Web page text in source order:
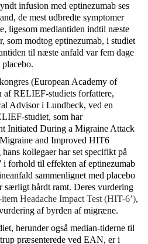
infusion med eptinezumab ses
de mest udbredte symptomer
ligesom mediantiden indtil næste
som modtog eptinezumab, i studiet
til næste anfald var fem dage
(European Academy of
af RELIEF-studiets forfattere,
Advisor i Lundbeck, ved en
studiet, som har
Initiated During a Migraine Attack
and Improved HIT6
kollegaer har set specifikt på
i forhold til effekten af eptinezumab
sammenlignet med placebo
særligt hårdt ramt. Deres vurdering
Headache Impact Test (HIT-6’),
af byrden af migræne.
herunder også median-tiderne til
præsenterede ved EAN, er i